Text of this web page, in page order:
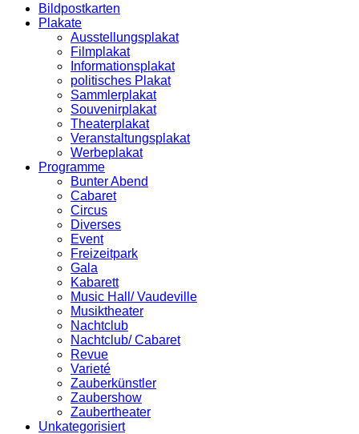
Bildpostkarten
Plakate
Ausstellungsplakat
Filmplakat
Informationsplakat
politisches Plakat
Sammlerplakat
Souvenirplakat
Theaterplakat
Veranstaltungsplakat
Werbeplakat
Programme
Bunter Abend
Cabaret
Circus
Diverses
Event
Freizeitpark
Gala
Kabarett
Music Hall/ Vaudeville
Musiktheater
Nachtclub
Nachtclub/ Cabaret
Revue
Varieté
Zauberkünstler
Zaubershow
Zaubertheater
Unkategorisiert